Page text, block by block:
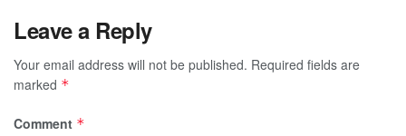
Leave a Reply
Your email address will not be published. Required fields are
marked *
Comment *